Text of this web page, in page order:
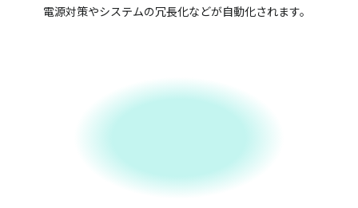
電源対策やシステムの冗長化などが自動化されます。